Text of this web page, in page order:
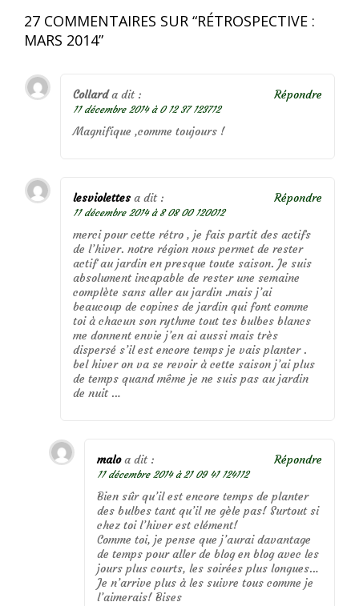
27 COMMENTAIRES SUR “RÉTROSPECTIVE :
MARS 2014”
Collard a dit :
11 décembre 2014 à 0 12 37 123712
Magnifique ,comme toujours !
Répondre
lesviolettes a dit :
11 décembre 2014 à 8 08 00 120012
merci pour cette rétro , je fais partit des actifs
de l’hiver. notre région nous permet de rester
actif au jardin en presque toute saison. Je suis
absolument incapable de rester une semaine
complète sans aller au jardin .mais j’ai
beaucoup de copines de jardin qui font comme
toi à chacun son rythme tout tes bulbes blancs
me donnent envie j’en ai aussi mais très
dispersé s’il est encore temps je vais planter .
bel hiver on va se revoir à cette saison j’ai plus
de temps quand même je ne suis pas au jardin
de nuit …
Répondre
malo a dit :
11 décembre 2014 à 21 09 41 124112
Bien sûr qu’il est encore temps de planter
des bulbes tant qu’il ne gèle pas! Surtout si
chez toi l’hiver est clément!
Comme toi, je pense que j’aurai davantage
de temps pour aller de blog en blog avec les
jours plus courts, les soirées plus longues…
Je n’arrive plus à les suivre tous comme je
l’aimerais! Bises
Répondre